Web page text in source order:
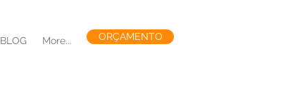
BLOG More... ORÇAMENTO